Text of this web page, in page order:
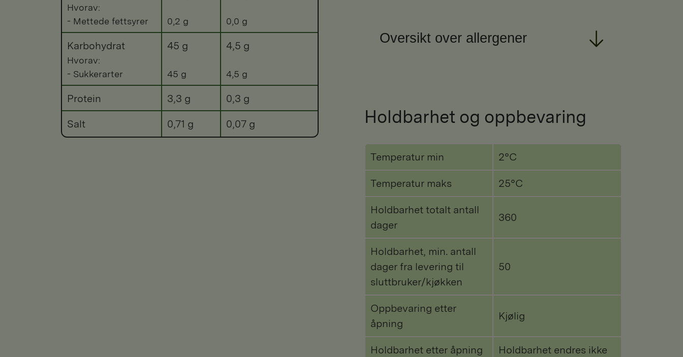
Hvorav:
- Mettede fettsyrer
0,2 g 0,0 g
Karbohydrat
Hvorav:
- Sukkerarter
45 g
45 g
4,5 g
4,5 g
Protein 3,3 g 0,3 g
Salt 0,71 g 0,07 g
Oversikt over allergener
Holdbarhet og oppbevaring
Temperatur min 2°C
Temperatur maks 25°C
Holdbarhet totalt antall
dager
360
Holdbarhet, min. antall
dager fra levering til
sluttbruker/kjøkken
50
Oppbevaring etter
åpning
Kjølig
Holdbarhet etter åpning Holdbarhet endres ikke